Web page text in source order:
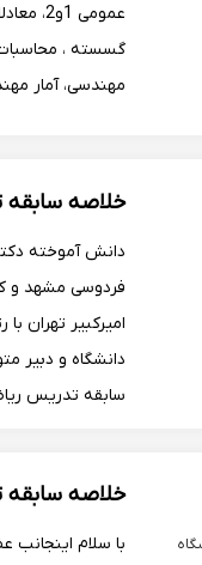
عمومی
گسسته ،
مهندسی، آمار
گسسته،آمار و
خلاصه
دانش آموخته
فردوسی مشهد و
امیرکبیر تهران
سابقه تدریس
دانشگاه پیام
متوسطه.
خلاصه
با سلام